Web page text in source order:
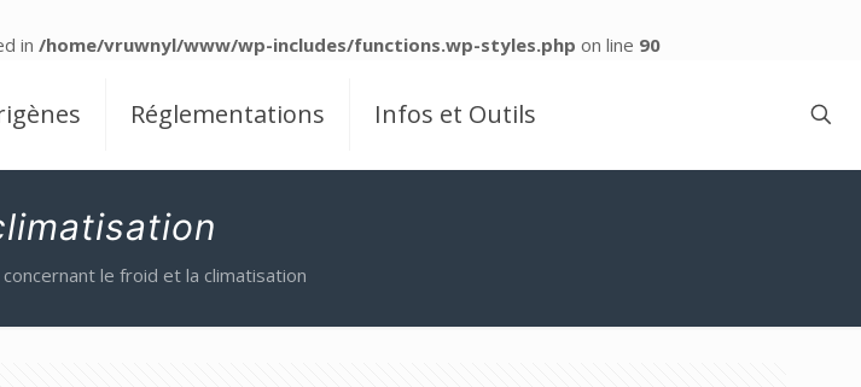
in /home/vruwnyl/www/wp-includes/functions.wp-styles.php on line 90
Réglementations Infos et Outils
le froid et la climatisation